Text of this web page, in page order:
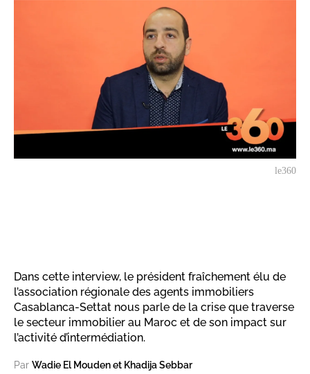
le360
Dans cette interview, le président fraîchement élu de
l’association régionale des agents immobiliers
Casablanca-Settat nous parle de la crise que traverse
le secteur immobilier au Maroc et de son impact sur
l’activité d’intermédiation.
Par Wadie El Mouden et Khadija Sebbar